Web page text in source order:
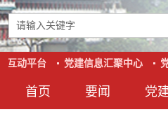
首页 要闻 党
互动平台 党建信息汇聚中心